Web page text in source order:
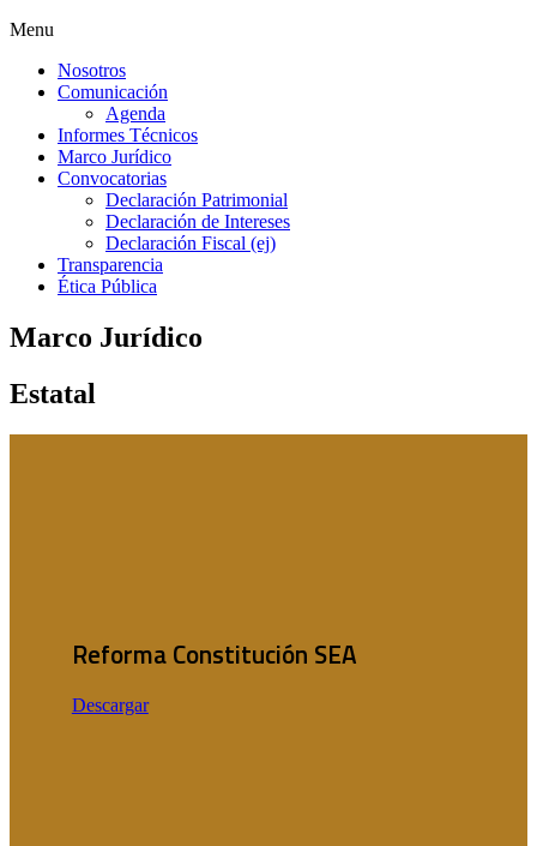
Menu
Nosotros
Comunicación
Agenda
Informes Técnicos
Marco Jurídico
Convocatorias
Declaración Patrimonial
Declaración de Intereses
Declaración Fiscal (ej)
Transparencia
Ética Pública
Marco Jurídico
Estatal
Reforma Constitución SEA
Descargar